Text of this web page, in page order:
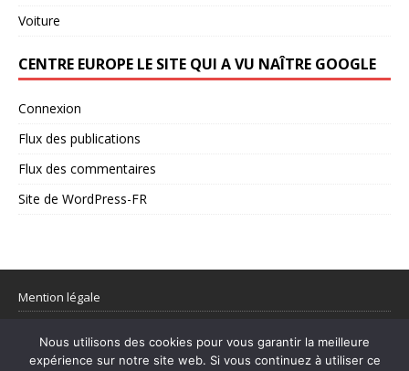
Voiture
CENTRE EUROPE LE SITE QUI A VU NAÎTRE GOOGLE
Connexion
Flux des publications
Flux des commentaires
Site de WordPress-FR
Mention légale
Nous utilisons des cookies pour vous garantir la meilleure
expérience sur notre site web. Si vous continuez à utiliser ce